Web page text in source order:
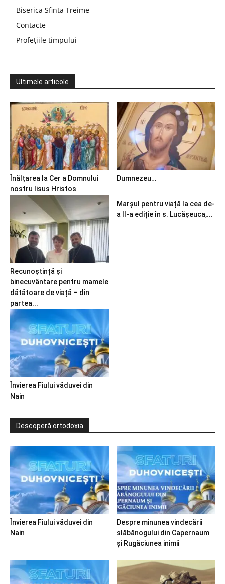
Biserica Sfinta Treime
Contacte
Profețiile timpului
Ultimele articole
Înălțarea la Cer a Domnului
nostru Iisus Hristos
Dumnezeu…
Recunoștință și
binecuvântare pentru mamele
dătătoare de viață – din
partea...
Marșul pentru viață la cea de-
a II-a ediție în s. Lucășeuca,...
Învierea Fiului văduvei din
Nain
Descoperă ortodoxia
Învierea Fiului văduvei din
Nain
Despre minunea vindecării
slăbănogului din Capernaum
și Rugăciunea inimii